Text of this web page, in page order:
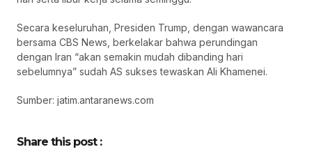
Secara keseluruhan, Presiden Trump, dengan wawancara
bersama CBS News, berkelakar bahwa perundingan
dengan Iran “akan semakin mudah dibanding hari
sebelumnya” sudah AS sukses tewaskan Ali Khamenei.
Sumber: jatim.antaranews.com
Share this post :